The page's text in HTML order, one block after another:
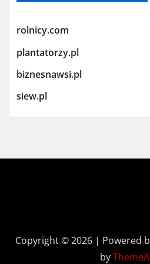
rolnicy.com
plantatorzy.pl
biznesnawsi.pl
siew.pl
Copyright © 2026 | Powered
by